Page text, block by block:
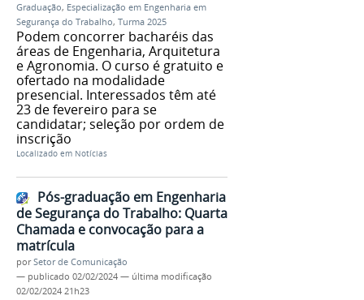
Graduação, Especialização em Engenharia em
Segurança do Trabalho, Turma 2025
Podem concorrer bacharéis das
áreas de Engenharia, Arquitetura
e Agronomia. O curso é gratuito e
ofertado na modalidade
presencial. Interessados têm até
23 de fevereiro para se
candidatar; seleção por ordem de
inscrição
Localizado em Notícias
Pós-graduação em Engenharia
de Segurança do Trabalho: Quarta
Chamada e convocação para a
matrícula
porSetor de Comunicação
— publicado 02/02/2024 — última modificação
02/02/2024 21h23